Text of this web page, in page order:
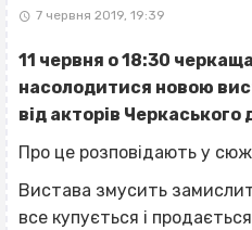
7 червня 2019, 19:39
11 червня о 18:30
насолодитися новою
від акторів
Про це розповідають у
Вистава змусить
все купується і